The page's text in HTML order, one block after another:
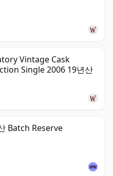
Vintage Cask
Single 2006 19년산
Batch Reserve